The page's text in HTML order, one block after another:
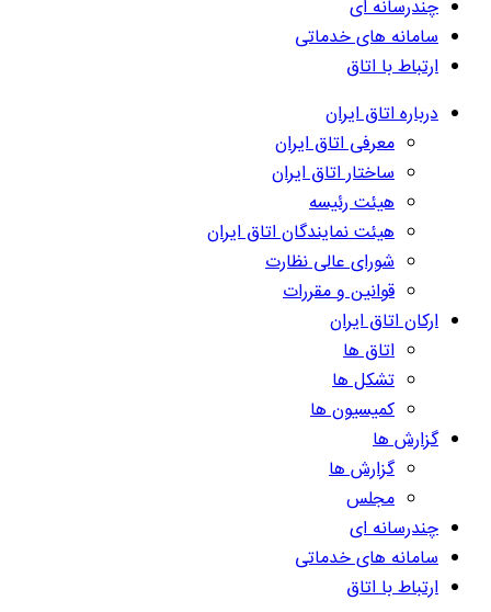
چندرسانه ای
سامانه های خدماتی
ارتباط با اتاق
درباره اتاق ایران
معرفی اتاق ایران
ساختار اتاق ایران
هیئت رئیسه
هیئت نمایندگان اتاق ایران
شورای عالی نظارت
قوانین و مقررات
ارکان اتاق ایران
اتاق ها
تشکل ها
کمیسیون ها
گزارش ها
گزارش ها
مجلس
چندرسانه ای
سامانه های خدماتی
ارتباط با اتاق